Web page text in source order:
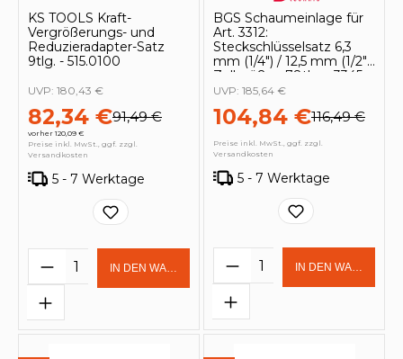
KS TOOLS Kraft-
Vergrößerungs- und
Reduzieradapter-Satz
9tlg. - 515.0100
82,34 €91,49 €
vorher 120,09 €
UVP: 180,43 €
Preise inkl. MwSt., ggf. zzgl.
Versandkosten
5 - 7 Werktage
Produkt Anzahl: Gib den
IN DEN WARENKORB
BGS Schaumeinlage für
Art. 3312:
Steckschlüsselsatz 6,3
mm (1/4") / 12,5 mm (1/2")
Zollgrößen 78tlg. - 3345
104,84 €116,49 €
UVP: 185,64 €
Preise inkl. MwSt., ggf. zzgl.
Versandkosten
5 - 7 Werktage
Produkt Anzahl:
IN DEN